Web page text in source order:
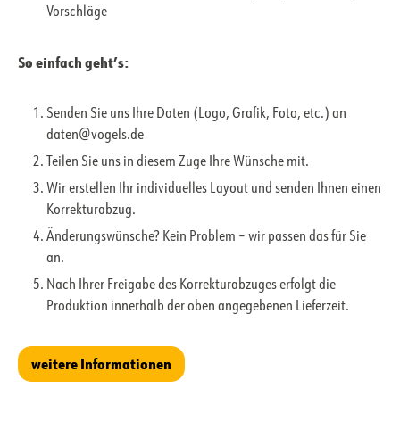
Vorschläge
So einfach geht’s:
Senden Sie uns Ihre Daten (Logo, Grafik, Foto, etc.) an
daten@vogels.de
Teilen Sie uns in diesem Zuge Ihre Wünsche mit.
Wir erstellen Ihr individuelles Layout und senden Ihnen einen
Korrekturabzug.
Änderungswünsche? Kein Problem – wir passen das für Sie
an.
Nach Ihrer Freigabe des Korrekturabzuges erfolgt die
Produktion innerhalb der oben angegebenen Lieferzeit.
weitere Informationen